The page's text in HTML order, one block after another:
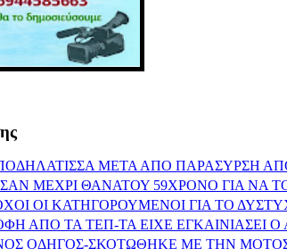
ΜΕΤΑ ΑΠΟ ΠΑΡΑΣΥΡΣΗ
ΜΕΧΡΙ ΘΑΝΑΤΟΥ 59ΧΡΟΝΟ ΓΙΑ ΝΑ
ΟΙ ΚΑΤΗΓΟΡΟΥΜΕΝΟΙ ΓΙΑ ΤΟ
ΑΠΟ ΤΑ ΤΕΠ-ΤΑ ΕΙΧΕ ΕΓΚΑΙΝΙΑΣΕΙ Ο
ΟΔΗΓΟΣ-ΣΚΟΤΩΘΗΚΕ ΜΕ ΤΗΝ